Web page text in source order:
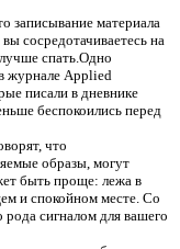
записывание материала
сосредотачиваетесь на
спать.Одно
журнале Applied
писали в дневнике
беспокоились перед
что
образы, могут
быть проще: лежа в
и спокойном месте. Со
рода сигналом для вашего